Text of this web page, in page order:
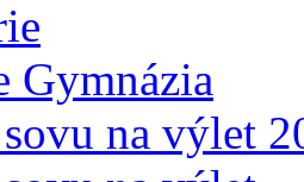
Gymnázia
na výlet